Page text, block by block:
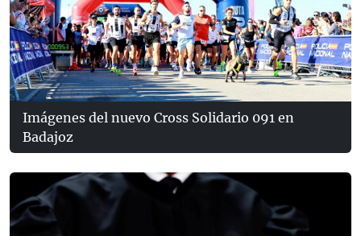
Imágenes del nuevo Cross Solidario 091 en
Badajoz